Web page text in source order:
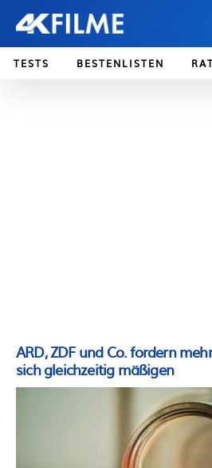
TESTS BESTENLISTEN
ARD, ZDF und Co. fordern
sich gleichzeitig mäßigen